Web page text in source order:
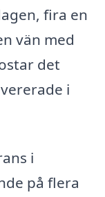
fira en
vän med
det
i
i
på flera